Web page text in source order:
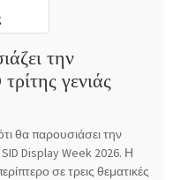
την
γενιάς
θα παρουσιάσει την
Display Week 2026. Η
σε τρεις θεματικές